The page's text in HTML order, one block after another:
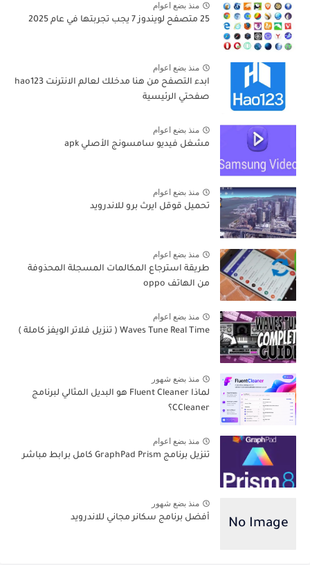
منذ بضع اعوام
25 متصفح لويندوز 7 يجب تجربتها في عام 2025
منذ بضع اعوام
ابدء التصفح من هنا مدخلك لعالم الانترنت hao123
صفحتي الرئيسية
منذ بضع اعوام
مشغل فيديو سامسونج الأصلي apk
منذ بضع اعوام
تحميل قوقل ايرث برو للاندرويد
منذ بضع اعوام
طريقة استرجاع المكالمات المسجلة المحذوفة
من الهاتف oppo
منذ بضع اعوام
Waves Tune Real Time ( تنزيل فلاتر الويفز كاملة )
منذ بضع شهور
لماذا Fluent Cleaner هو البديل المثالي لبرنامج
CCleaner؟
منذ بضع اعوام
تنزيل برنامج GraphPad Prism كامل برابط مباشر
منذ بضع شهور
أفضل برنامج سكانر مجاني للاندرويد